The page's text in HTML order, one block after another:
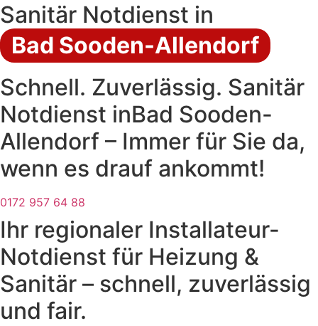
Sanitär Notdienst in
Bad Sooden-Allendorf
Schnell. Zuverlässig. Sanitär
Notdienst inBad Sooden-
Allendorf – Immer für Sie da,
wenn es drauf ankommt!
0172 957 64 88
Ihr regionaler Installateur-
Notdienst für Heizung &
Sanitär – schnell, zuverlässig
und fair.